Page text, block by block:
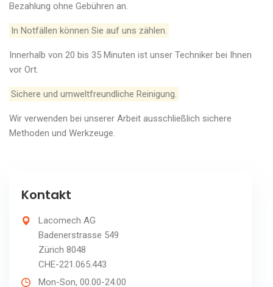
Bezahlung ohne Gebühren an.
In Notfällen können Sie auf uns zählen.
Innerhalb von 20 bis 35 Minuten ist unser Techniker bei Ihnen
vor Ort.
Sichere und umweltfreundliche Reinigung.
Wir verwenden bei unserer Arbeit ausschließlich sichere
Methoden und Werkzeuge.
Kontakt
Lacomech AG
Badenerstrasse 549
Zürich 8048
CHE-221.065.443
Mon-Son, 00.00-24.00